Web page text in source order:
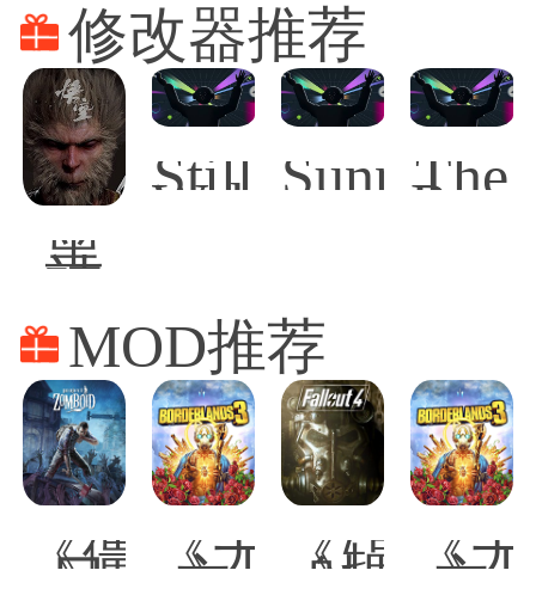
修改器推荐
黑
神
话
悟
空
修
改
器
Still
Wakes The
MOD推荐
《僵
尸 《无
主 《辐
射 《无
主